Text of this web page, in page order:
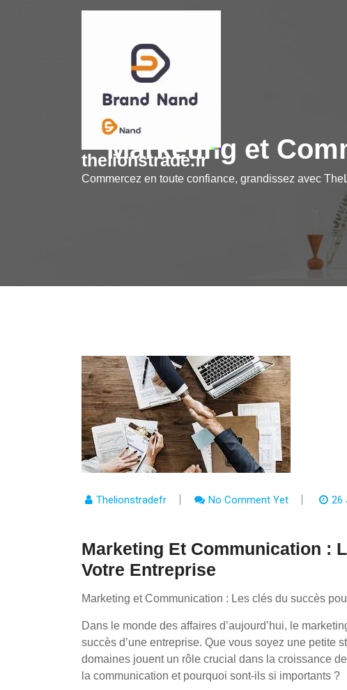
thelionstrade.fr
Commercez en toute confiance, grandissez avec
Marketing et
Thelionstradefr No Comment Yet 26
Marketing Et Communication :
Votre Entreprise
Marketing et Communication : Les clés du succès
Dans le monde des affaires d’aujourd’hui, le
succès d’une entreprise. Que vous soyez une petite
domaines jouent un rôle crucial dans la croissance
la communication et pourquoi sont-ils si importants ?